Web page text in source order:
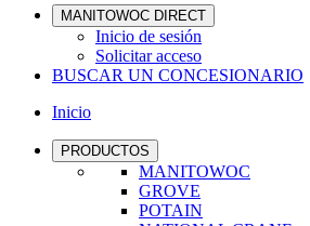
MANITOWOC DIRECT
Inicio de sesión
Solicitar acceso
BUSCAR UN CONCESIONARIO
Inicio
PRODUCTOS
MANITOWOC
GROVE
POTAIN